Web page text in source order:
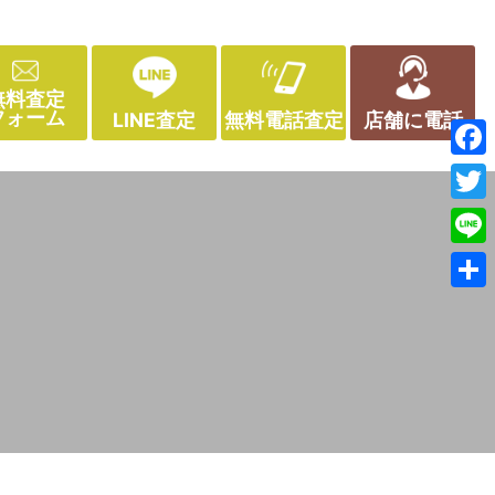
料査定
ォーム
LINE査定 無料電話査定 店舗に電話
Line